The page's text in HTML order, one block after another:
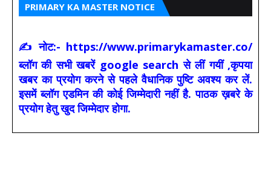
PRIMARY KA MASTER NOTICE
✍ नोट:- https://www.primarykamaster.co/
ब्लॉग की सभी खबरें google search से लीं गयीं ,कृपया
खबर का प्रयोग करने से पहले वैधानिक पुष्टि अवश्य कर लें.
इसमें ब्लॉग एडमिन की कोई जिम्मेदारी नहीं है. पाठक ख़बरे के
प्रयोग हेतु खुद जिम्मेदार होगा.